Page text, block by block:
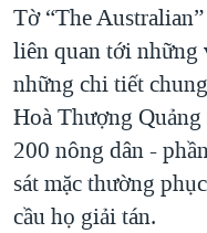
Tờ “The
liên quan tới những
những chi tiết
Hoà Thượng
200 nông dân -
sát mặc thường
cầu họ giải tán.